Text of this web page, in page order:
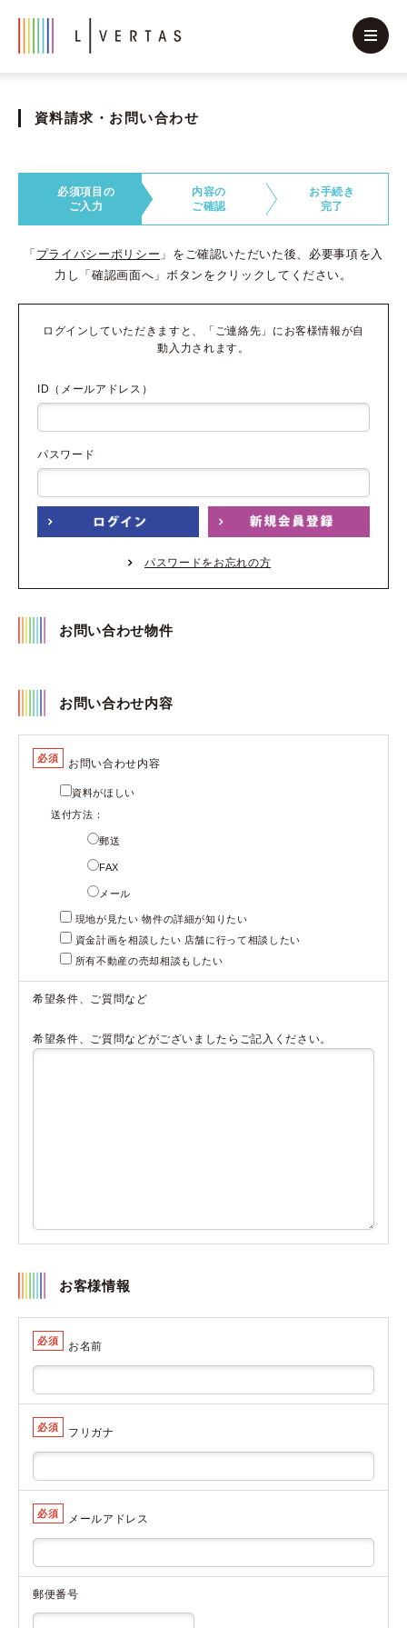
資料請求・お問い合わせ
必須項目の
ご入力
内容の
ご確認
お手続き
完了
「 プライバシーポリシー 」をご確認いただいた後、必要事項を入
力し「確認画面へ」ボタンをクリックしてください。
ログインしていただきますと、「ご連絡先」にお客様情報が自
動入力されます。
ID（メールアドレス）
パスワード
パスワードをお忘れの方
お問い合わせ物件
お問い合わせ内容
必須 お問い合わせ内容
資料がほしい
送付方法：
郵送
FAX
メール
現地が見たい 物件の詳細が知りたい
資金計画を相談したい 店舗に行って相談したい
所有不動産の売却相談もしたい
希望条件、ご質問など
希望条件、ご質問などがございましたらご記入ください。
お客様情報
必須 お名前
必須 フリガナ
必須 メールアドレス
郵便番号